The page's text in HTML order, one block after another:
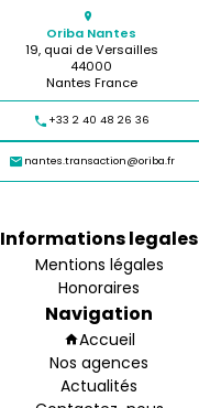
Oriba Nantes
19, quai de Versailles
44000
Nantes France
+33 2 40 48 26 36
nantes.transaction@oriba.fr
Informations legales
Mentions légales
Honoraires
Navigation
Accueil
Nos agences
Actualités